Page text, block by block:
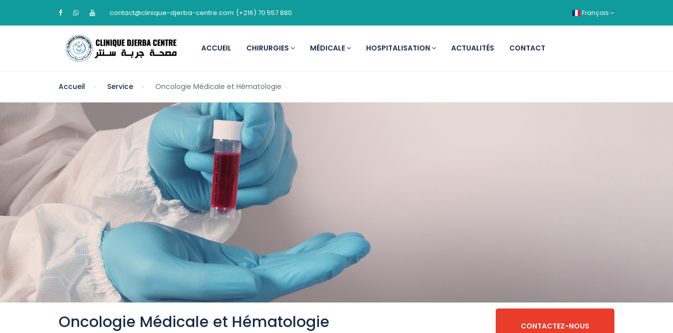
contact@clinique-djerba-centre.com (+216) 70 557 880 Français
ACCUEIL CHIRURGIES MÉDICALE HOSPITALISATION ACTUALITÉS CONTACT
Accueil Service Oncologie Médicale et Hématologie
Oncologie Médicale et Hématologie CONTACTEZ-NOUS